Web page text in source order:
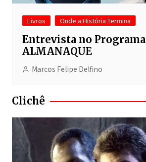
Livros Onde a História Termina
Entrevista no Programa
ALMANAQUE
Marcos Felipe Delfino
Clichê